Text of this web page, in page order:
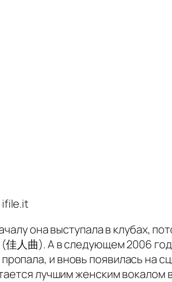
ifile.it
она выступала в клубах,
人曲). А в следующем 2006
и вновь появилась на
лучшим женским вокалом